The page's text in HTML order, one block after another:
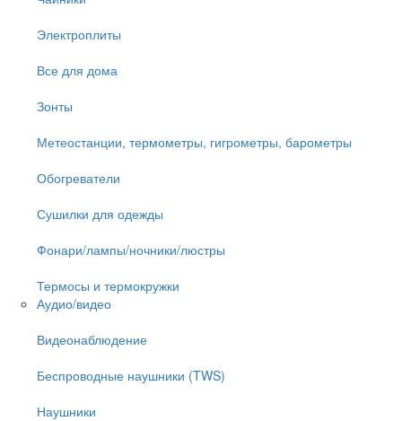
Электроплиты
Все для дома
Зонты
Метеостанции, термометры, гигрометры, барометры
Обогреватели
Сушилки для одежды
Фонари/лампы/ночники/люстры
Термосы и термокружки
Аудио/видео
Видеонаблюдение
Беспроводные наушники (TWS)
Наушники